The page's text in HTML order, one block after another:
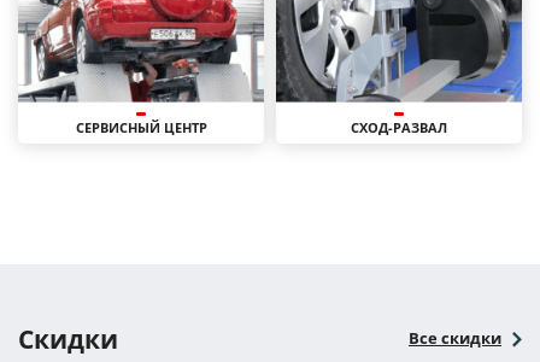
СЕРВИСНЫЙ ЦЕНТР СХОД-РАЗВАЛ
Скидки Все скидки